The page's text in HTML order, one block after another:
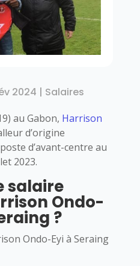
2024 | Salaires
au Gabon, Harrison
d’origine
d’avant-centre au
2023.
salaire
Ondo-
?
Ondo-Eyi à Seraing